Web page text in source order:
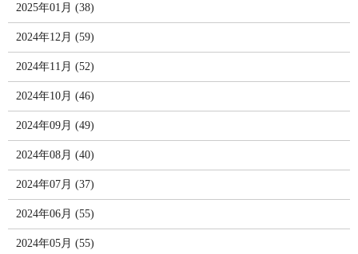
2025年01月 (38)
2024年12月 (59)
2024年11月 (52)
2024年10月 (46)
2024年09月 (49)
2024年08月 (40)
2024年07月 (37)
2024年06月 (55)
2024年05月 (55)